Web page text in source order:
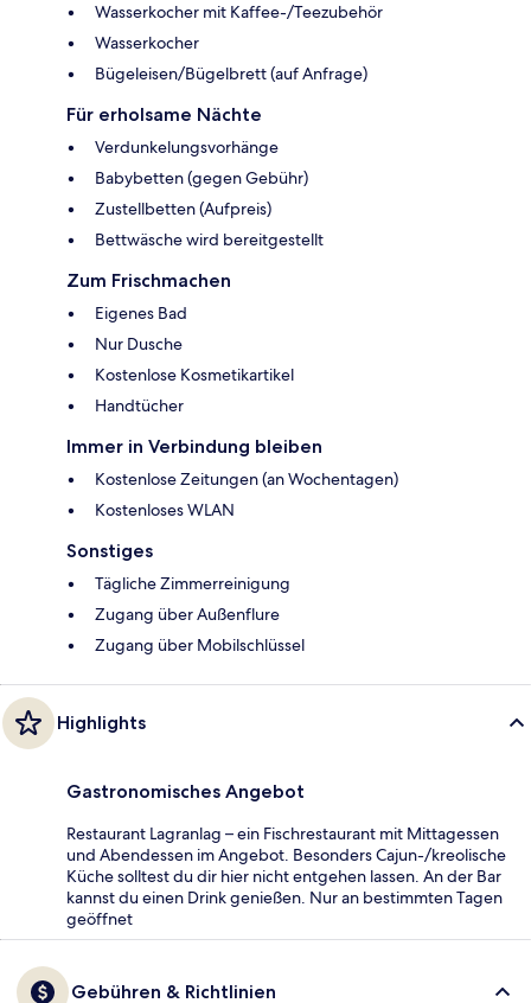
Wasserkocher mit Kaffee-/Teezubehör
Wasserkocher
Bügeleisen/Bügelbrett (auf Anfrage)
Für erholsame Nächte
Verdunkelungsvorhänge
Babybetten (gegen Gebühr)
Zustellbetten (Aufpreis)
Bettwäsche wird bereitgestellt
Zum Frischmachen
Eigenes Bad
Nur Dusche
Kostenlose Kosmetikartikel
Handtücher
Immer in Verbindung bleiben
Kostenlose Zeitungen (an Wochentagen)
Kostenloses WLAN
Sonstiges
Tägliche Zimmerreinigung
Zugang über Außenflure
Zugang über Mobilschlüssel
Highlights
Gastronomisches Angebot
Restaurant Lagranlag – ein Fischrestaurant mit Mittagessen
und Abendessen im Angebot. Besonders Cajun-/kreolische
Küche solltest du dir hier nicht entgehen lassen. An der Bar
kannst du einen Drink genießen. Nur an bestimmten Tagen
geöffnet
Gebühren & Richtlinien